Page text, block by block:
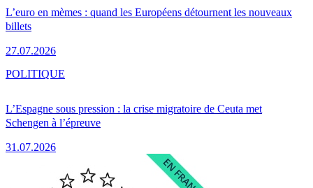
L’euro en mèmes : quand les Européens détournent les nouveaux
billets
27.07.2026
L’Espagne sous pression : la crise migratoire de Ceuta met
Schengen à l’épreuve
31.07.2026
POLITIQUE